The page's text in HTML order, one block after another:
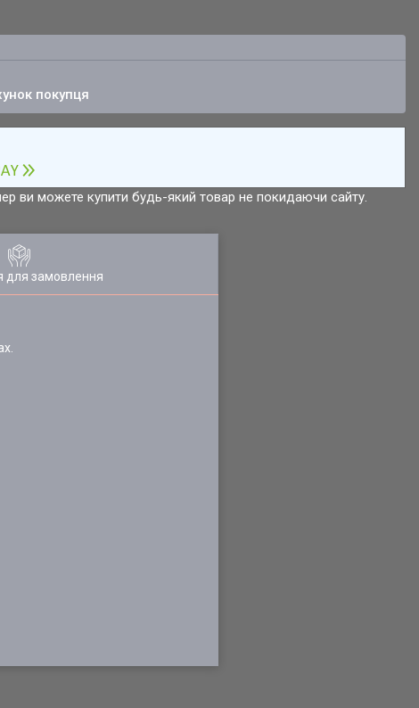
покупця
ви можете купити будь-який товар не покидаючи сайту.
для замовлення